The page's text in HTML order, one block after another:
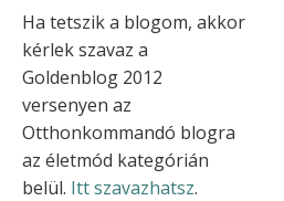
Ha tetszik a blogom, akkor
kérlek szavaz a
Goldenblog 2012
versenyen az
Otthonkommandó blogra
az életmód kategórián
belül. Itt szavazhatsz.